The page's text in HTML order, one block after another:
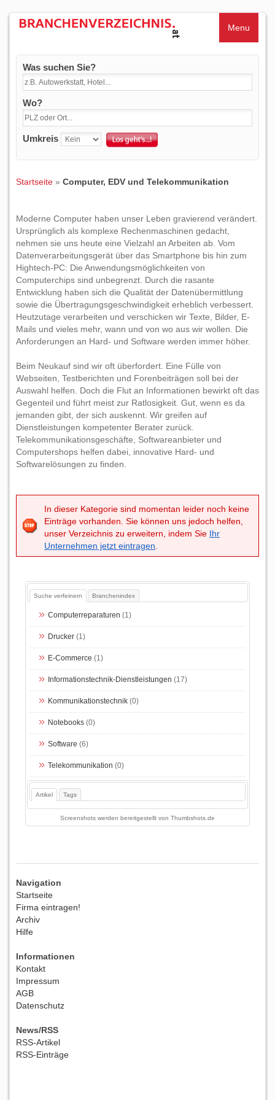
Menu
Was suchen Sie?
Wo?
Umkreis
Startseite » Computer, EDV und Telekommunikation
Moderne Computer haben unser Leben gravierend verändert.
Ursprünglich als komplexe Rechenmaschinen gedacht,
nehmen sie uns heute eine Vielzahl an Arbeiten ab. Vom
Datenverarbeitungsgerät über das Smartphone bis hin zum
Hightech-PC: Die Anwendungsmöglichkeiten von
Computerchips sind unbegrenzt. Durch die rasante
Entwicklung haben sich die Qualität der Datenübermittlung
sowie die Übertragungsgeschwindigkeit erheblich verbessert.
Heutzutage verarbeiten und verschicken wir Texte, Bilder, E-
Mails und vieles mehr, wann und von wo aus wir wollen. Die
Anforderungen an Hard- und Software werden immer höher.
Beim Neukauf sind wir oft überfordert. Eine Fülle von
Webseiten, Testberichten und Forenbeiträgen soll bei der
Auswahl helfen. Doch die Flut an Informationen bewirkt oft das
Gegenteil und führt meist zur Ratlosigkeit. Gut, wenn es da
jemanden gibt, der sich auskennt. Wir greifen auf
Dienstleistungen kompetenter Berater zurück.
Telekommunikationsgeschäfte, Softwareanbieter und
Computershops helfen dabei, innovative Hard- und
Softwarelösungen zu finden.
In dieser Kategorie sind momentan leider noch keine
Einträge vorhanden. Sie können uns jedoch helfen,
unser Verzeichnis zu erweitern, indem Sie Ihr
Unternehmen jetzt eintragen
Suche verfeinern Branchenindex
Computerreparaturen (1)
Drucker (1)
E-Commerce (1)
Informationstechnik-Dienstleistungen (17)
Kommunikationstechnik (0)
Notebooks (0)
Software (6)
Telekommunikation (0)
Artikel Tags
Screenshots werden bereitgestellt von Thumbshots.de
Navigation
Startseite
Firma eintragen!
Archiv
Hilfe
Informationen
Kontakt
Impressum
AGB
Datenschutz
News/RSS
RSS-Artikel
RSS-Einträge